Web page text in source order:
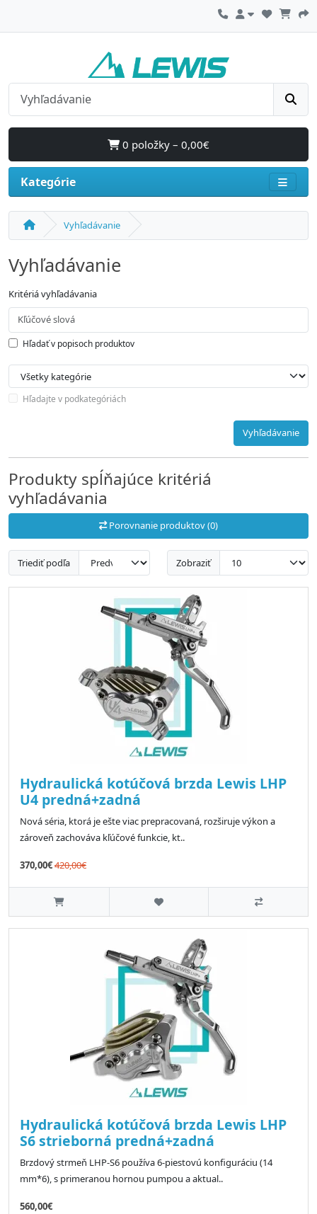
0 položky – 0,00€
Kategórie
Vyhľadávanie
Vyhľadávanie
Kritériá vyhľadávania
Hľadať v popisoch produktov
Hľadajte v podkategóriách
Vyhľadávanie
Produkty spĺňajúce kritériá
vyhľadávania
Porovnanie produktov (0)
Triediť podľa Zobraziť
Hydraulická kotúčová brzda Lewis LHP
U4 predná+zadná
Nová séria, ktorá je ešte viac prepracovaná, rozširuje výkon a
zároveň zachováva kľúčové funkcie, kt..
370,00€420,00€
Hydraulická kotúčová brzda Lewis LHP
S6 strieborná predná+zadná
Brzdový strmeň LHP-S6 používa 6-piestovú konfiguráciu (14
mm*6), s primeranou hornou pumpou a aktual..
560,00€